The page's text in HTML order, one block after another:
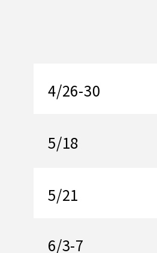
4/26-30
5/18
5/21
6/3-7